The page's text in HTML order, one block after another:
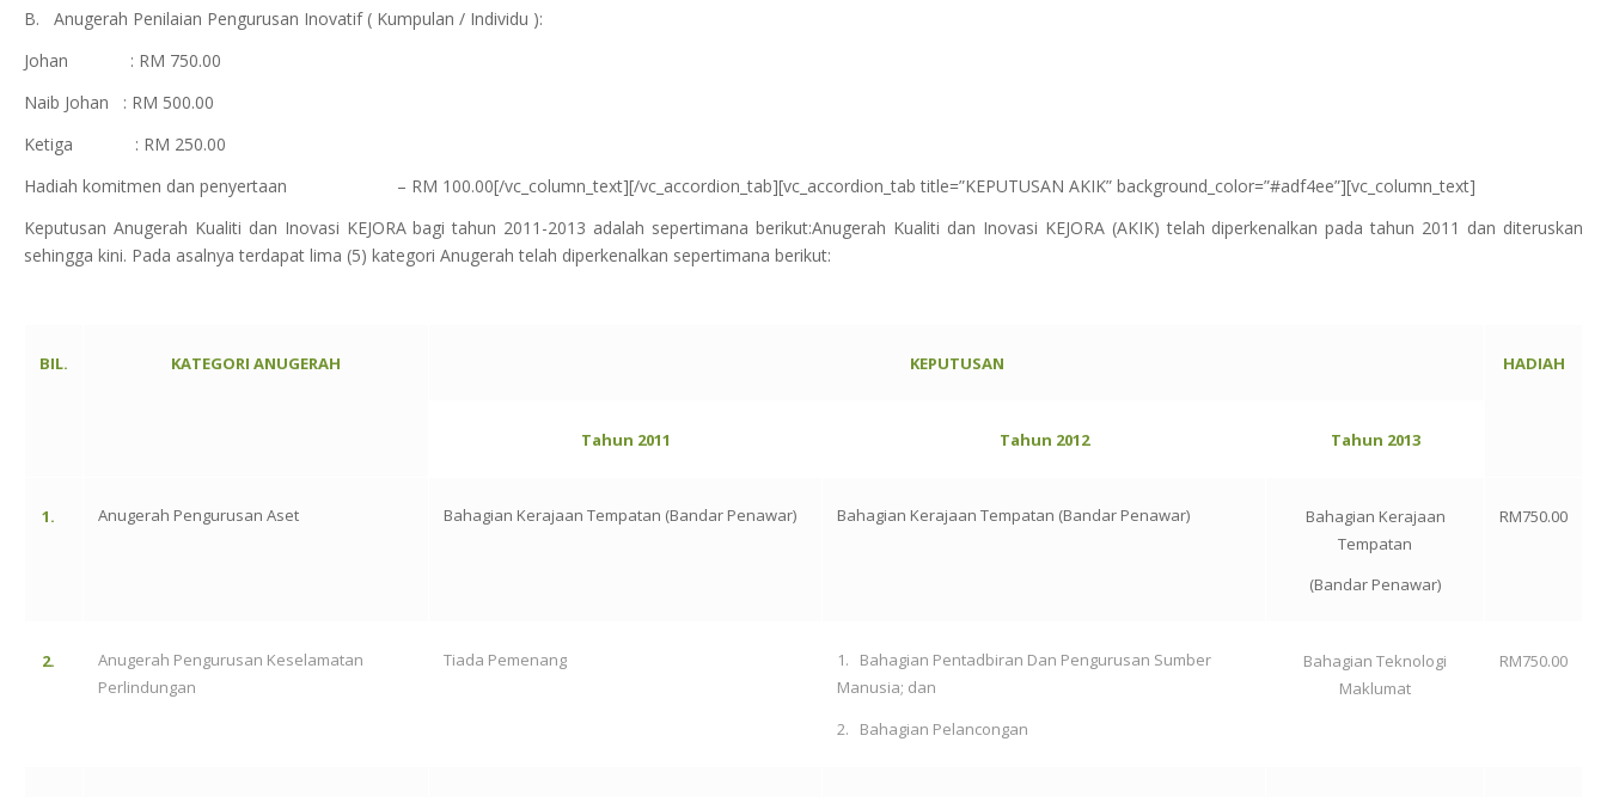
B. Anugerah Penilaian Pengurusan Inovatif ( Kumpulan / Individu ):
Johan : RM 750.00
Naib Johan : RM 500.00
Ketiga : RM 250.00
Hadiah komitmen dan penyertaan – RM 100.00[/vc_column_text][/vc_accordion_tab][vc_accordion_tab title=”KEPUTUSAN AKIK” background_color=”#adf4ee”][vc_column_text]
Keputusan Anugerah Kualiti dan Inovasi KEJORA bagi tahun 2011-2013 adalah sepertimana berikut:Anugerah Kualiti dan Inovasi KEJORA (AKIK) telah diperkenalkan pada tahun 2011 dan diteruskan
sehingga kini. Pada asalnya terdapat lima (5) kategori Anugerah telah diperkenalkan sepertimana berikut:
BIL. KATEGORI ANUGERAH KEPUTUSAN HADIAH
Tahun 2011 Tahun 2012 Tahun 2013
1. Anugerah Pengurusan Aset Bahagian Kerajaan Tempatan (Bandar Penawar) Bahagian Kerajaan Tempatan (Bandar Penawar)
Bahagian Kerajaan
Tempatan
(Bandar Penawar)
RM750.00
2.
Anugerah Pengurusan Keselamatan
Perlindungan
Tiada Pemenang
1. Bahagian Pentadbiran Dan Pengurusan Sumber
Manusia; dan
2. Bahagian Pelancongan
Bahagian Teknologi
Maklumat
RM750.00